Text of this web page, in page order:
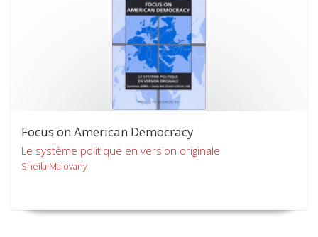
Focus on American Democracy
Le système politique en version originale
Sheila Malovany